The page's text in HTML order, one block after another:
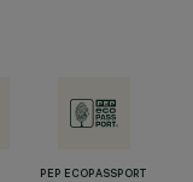
PEP ECOPASSPORT